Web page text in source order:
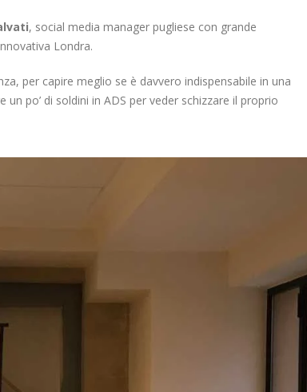
, social media manager pugliese con grande
Londra.
per capire meglio se è davvero indispensabile in una
po’ di soldini in ADS per veder schizzare il proprio